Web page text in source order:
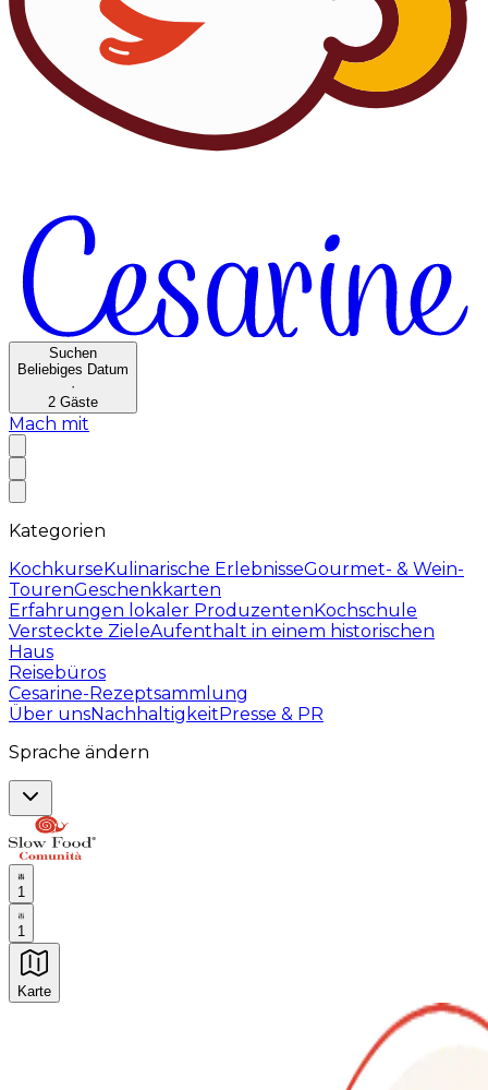
Suchen
Beliebiges Datum
·
2 Gäste
Mach mit
Kategorien
KochkurseKulinarische ErlebnisseGourmet- & Wein-
TourenGeschenkkarten
Erfahrungen lokaler ProduzentenKochschule
Versteckte ZieleAufenthalt in einem historischen
Haus
Reisebüros
Cesarine-Rezeptsammlung
Über unsNachhaltigkeitPresse & PR
Sprache ändern
1
1
Karte
Unvergessliche kulinarische Erlebnisse: